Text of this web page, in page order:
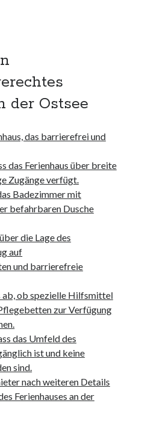
der Ostsee
das barrierefrei und
das Ferienhaus über breite
Zugänge verfügt.
Badezimmer mit
befahrbaren Dusche
die Lage des
auf
und barrierefreie
ab, ob spezielle Hilfsmittel
zur Verfügung
das Umfeld des
ist und keine
sind.
nach weiteren Details
Ferienhauses an der